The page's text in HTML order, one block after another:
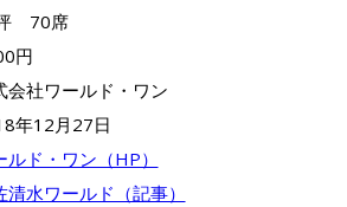
70席
円
会社ワールド・ワン
年12月27日
ルド・ワン（HP）
清水ワールド（記事）